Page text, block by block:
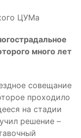
ЦУМа
много лет
совещание
проходило
на стадии
решение –